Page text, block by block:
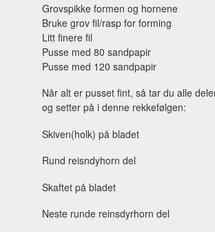
Grovspikke formen og hornene
Bruke grov fil/rasp for forming
Litt finere fil
Pusse med 80 sandpapir
Pusse med 120 sandpapir
Når alt er pusset fint, så tar du alle
og setter på i denne rekkefølgen:
Skiven(holk) på bladet
Rund reisndyhorn del
Skaftet på bladet
Neste runde reinsdyrhorn del